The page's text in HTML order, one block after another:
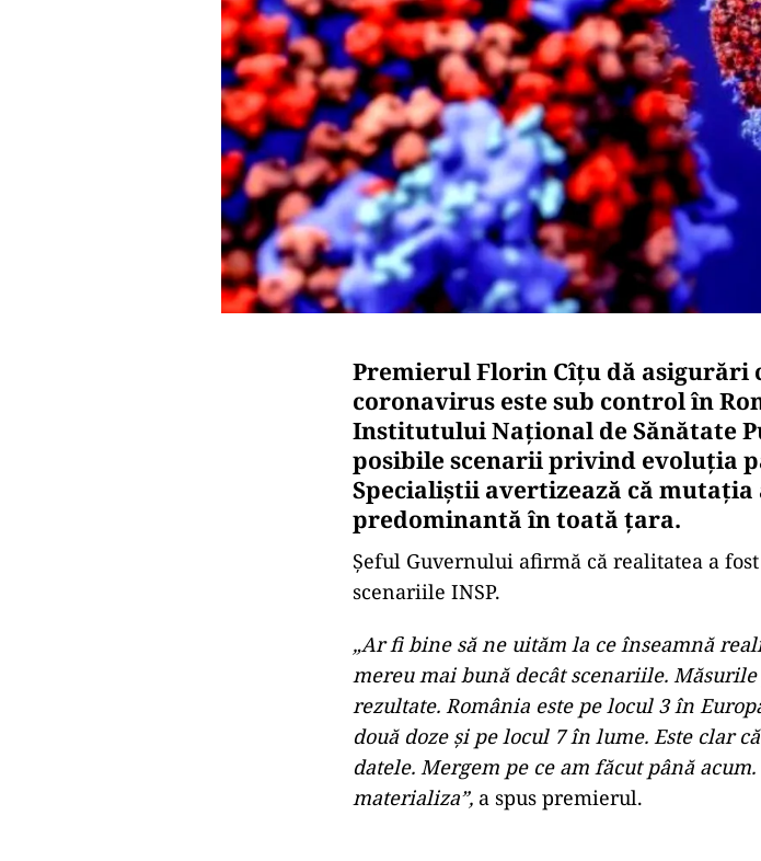
Premierul Florin Cîțu dă asigurări
coronavirus este sub control în
Institutului Național de Sănătate
posibile scenarii privind evoluția
Specialiștii avertizează că
predominantă în toată țara.
Șeful Guvernului afirmă că realitatea a
scenariile INSP.
„Ar fi bine să ne uităm la ce înseamnă
mereu mai bună decât scenariile.
rezultate. România este pe locul 3 în
două doze și pe locul 7 în lume. Este clar
datele. Mergem pe ce am făcut până
materializa”, a spus premierul.